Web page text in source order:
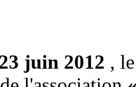
juin 2012 ,